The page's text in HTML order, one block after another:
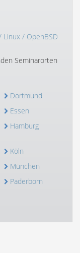
Linux / OpenBSD
Seminarorten
Dortmund
Essen
Hamburg
Köln
München
Paderborn